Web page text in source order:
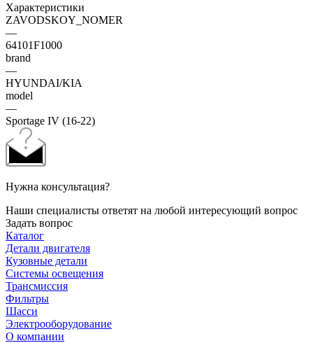
Характеристики
ZAVODSKOY_NOMER
—
64101F1000
brand
—
HYUNDAI/KIA
model
—
Sportage IV (16-22)
Нужна консультация?
Наши специалисты ответят на любой интересующий вопрос
Задать вопрос
Каталог
Детали двигателя
Кузовные детали
Системы освещения
Трансмиссия
Фильтры
Шасси
Электрооборудование
О компании